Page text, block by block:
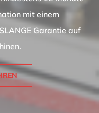
mit einem
Garantie auf